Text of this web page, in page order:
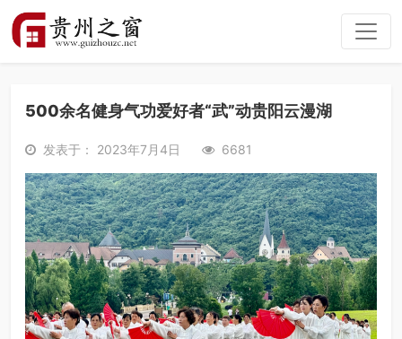
500余名健身气功爱好者“武”动贵阳云漫湖
发表于： 2023年7月4日 6681